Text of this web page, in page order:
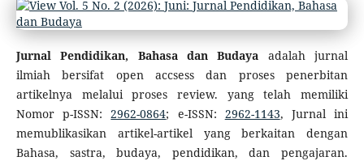
Jurnal Pendidikan, Bahasa dan Budaya adalah jurnal
ilmiah bersifat open accsess dan proses penerbitan
artikelnya melalui proses review. yang telah memiliki
Nomor p-ISSN:2962-0864; e-ISSN: 2962-1143, Jurnal ini
memublikasikan artikel-artikel yang berkaitan dengan
Bahasa, sastra, budaya, pendidikan, dan pengajaran.